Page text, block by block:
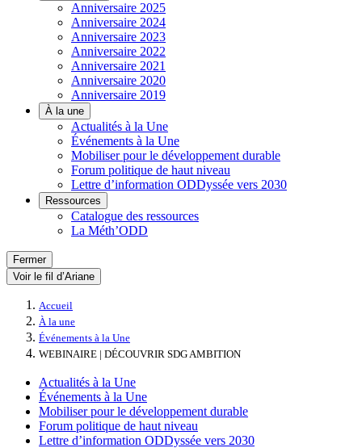
Anniversaire 2025
Anniversaire 2024
Anniversaire 2023
Anniversaire 2022
Anniversaire 2021
Anniversaire 2020
Anniversaire 2019
À la une
Actualités à la Une
Événements à la Une
Mobiliser pour le développement durable
Forum politique de haut niveau
Lettre d’information ODDyssée vers 2030
Ressources
Catalogue des ressources
La Méth’ODD
Fermer
Voir le fil d’Ariane
Accueil
À la une
Événements à la Une
WEBINAIRE | DÉCOUVRIR SDG AMBITION
Actualités à la Une
Événements à la Une
Mobiliser pour le développement durable
Forum politique de haut niveau
Lettre d’information ODDyssée vers 2030